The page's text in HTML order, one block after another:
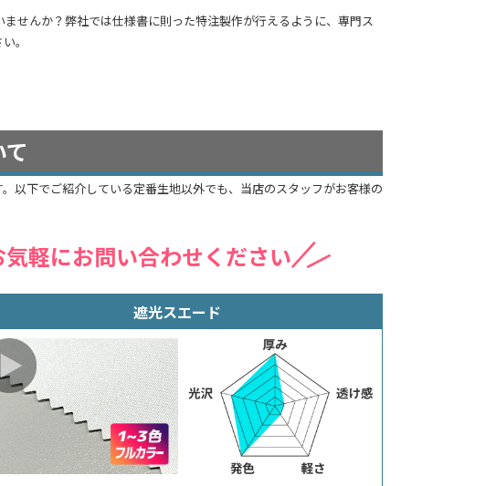
せんか？弊社では仕様書に則った特注製作が行えるように、専門ス
。
以下でご紹介している定番生地以外でも、当店のスタッフがお客様の
軽にお問い合わせください
遮光スエード